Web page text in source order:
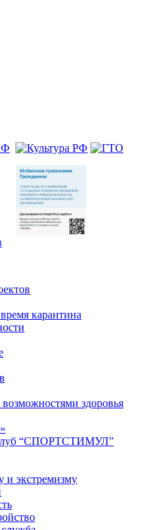
карантина
здоровья
“СПОРТСТИМУЛ”
и экстремизму